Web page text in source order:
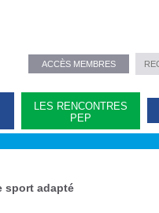
ACCÈS MEMBRES
LES RENCONTRES
PEP
sport adapté